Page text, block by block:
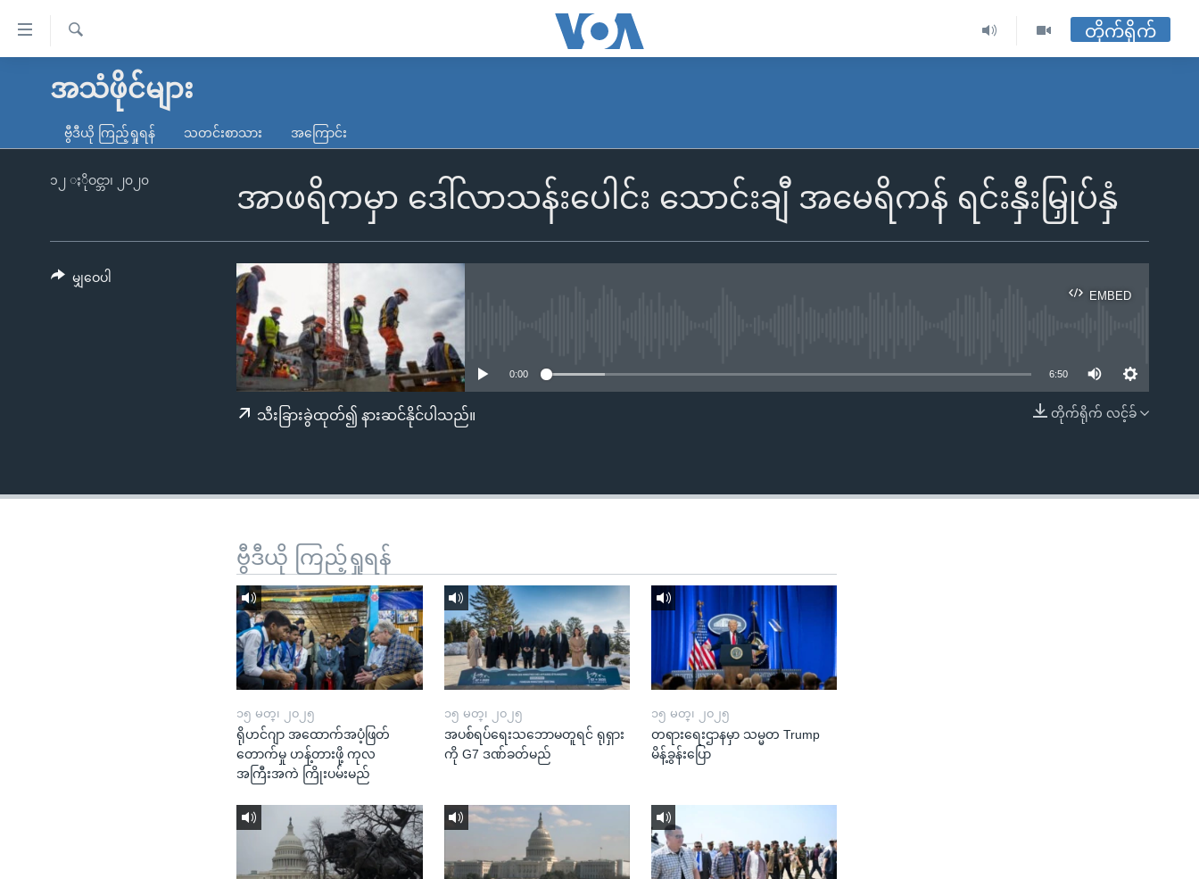
လွယ်ကူ
သည့်
ကျော်
မူလစာမျက်နှာ
ကမ္ဘာ့သတင်းများ
နိုင်ငံတကာ
တရုတ်
အစ္စရေး-ပါလက်စတိုင်း
ရပ်ဝန်းတခု လမ်းတခု အလွန်
အင်္ဂလိပ်စာလေ့လာမယ်
ရ
တိုက်ရိုက်
အသံဖိုင်များ
ဗွီဒီယို ကြည့်ရှုရန် သတင်းစာသား အကြောင်း
အာဖရိကမှာ ဒေါ်လာသန်းပေါင်း သောင်းချီ အမေရိကန် ရင်းနှီးမြှုပ်နှံ
၁၂ ႏိုဝင္ဘာ၊ ၂၀၂၀
EMBED
EMBED
0:00 6:50
တိုက်ရိုက် လင့်ခ်
သီးခြားခွဲထုတ်၍ နားဆင်နိုင်ပါသည်။
မျှဝေပါ
ဗွီဒီယို ကြည့်ရှုရန်
၁၅ မတ္၊ ၂၀၂၅
ရိုဟင်ဂျာ အထောက်အပံ့ဖြတ်
တောက်မှု ဟန့်တားဖို့ ကုလ
အကြီးအကဲ ကြိုးပမ်းမည်
၁၅ မတ္၊ ၂၀၂၅
အပစ်ရပ်ရေးသဘောမတူရင် ရုရှား
ကို G7 ဒဏ်ခတ်မည်
၁၅ မတ္၊ ၂၀၂၅
တရားရေးဌာနမှာ သမ္မတ Trump
မိန့်ခွန်းပြော